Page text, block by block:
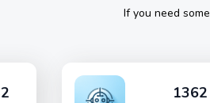
If you need some
1362